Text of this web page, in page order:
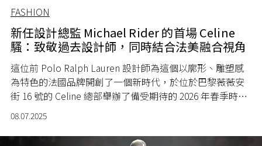
FASHION
新任設計總監 Michael Rider 的首場 Celine
騷：致敬過去設計師，同時結合法美融合視角
這位前 Polo Ralph Lauren 設計師為這個以廓形、雕塑感
為特色的法國品牌開創了一個新時代，於位於巴黎薇薇安
街 16 號的 Celine 總部舉辦了備受期待的 2026 年春季時裝
08.07.2025